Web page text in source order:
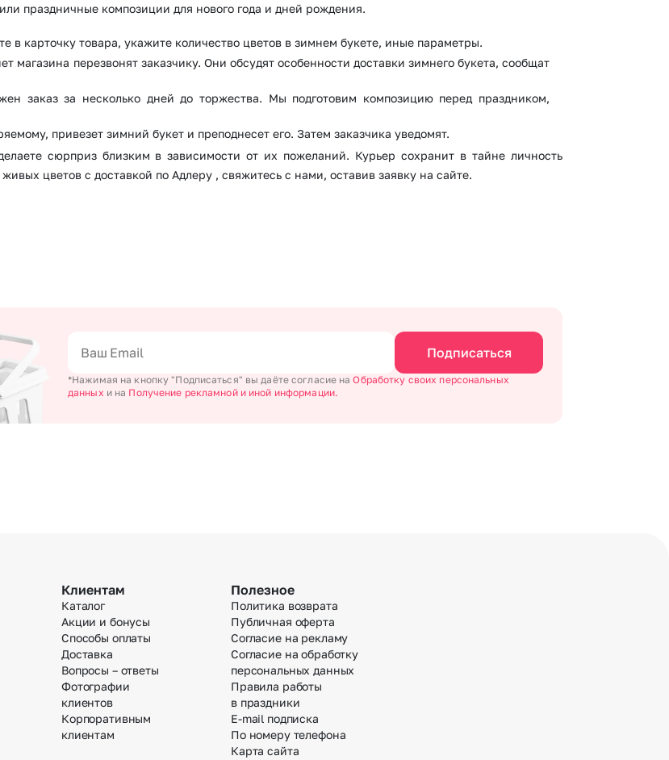
праздничные композиции для нового года и дней рождения.
в карточку товара, укажите количество цветов в зимнем букете, иные параметры.
перезвонят заказчику. Они обсудят особенности доставки зимнего букета, сообщат
заказ за несколько дней до торжества. Мы подготовим композицию перед праздником,
привезет зимний букет и преподнесет его. Затем заказчика уведомят.
сюрприз близким в зависимости от их пожеланий. Курьер сохранит в тайне личность
цветов с доставкой по Адлеру , свяжитесь с нами, оставив заявку на сайте.
Подписаться
*Нажимая на кнопку "Подписаться" вы даёте согласие наОбработку своих персональных
данных и на Получение рекламной и иной информации.
Клиентам
Каталог
Акции и бонусы
Способы оплаты
Доставка
Вопросы – ответы
Фотографии
клиентов
Корпоративным
клиентам
Полезное
Политика возврата
Публичная оферта
Согласие на рекламу
Согласие на обработку
персональных данных
Правила работы
в праздники
E-mail подписка
По номеру телефона
Карта сайта